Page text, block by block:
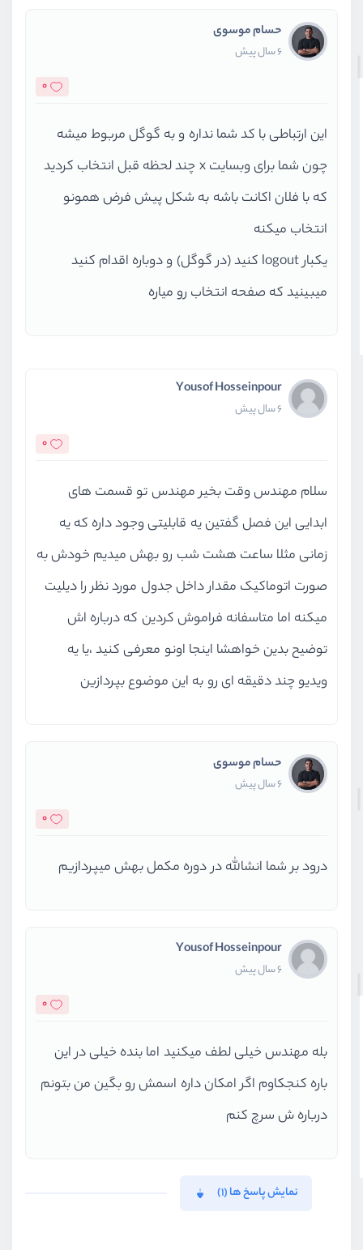
حسام موسوی
6 سال پیش
0
این ارتباطی با کد شما نداره و به گوگل مربوط میشه
چون شما برای وبسایت x چند لحظه قبل انتخاب کردید
که با فلان اکانت باشه به شکل پیش فرض همونو
انتخاب میکنه
یکبار logout کنید (در گوگل) و دوباره اقدام کنید
میبینید که صفحه انتخاب رو میاره
Yousof Hosseinpour
6 سال پیش
0
سلام مهندس وقت بخیر مهندس تو قسمت های
ابدایی این فصل گفتین یه قابلیتی وجود داره که یه
زمانی مثلا ساعت هشت شب رو بهش میدیم خودش به
صورت اتوماکیک مقدار داخل جدول مورد نظر را دیلیت
میکنه اما متاسفانه فراموش کردین که درباره اش
توضیح بدین خواهشا اینجا اونو معرفی کنید ،یا یه
ویدیو چند دقیقه ای رو به این موضوع بپردازین
حسام موسوی
6 سال پیش
0
درود بر شما انشالله در دوره مکمل بهش میپردازیم
Yousof Hosseinpour
6 سال پیش
0
بله مهندس خیلی لطف میکنید اما بنده خیلی در این
باره کنجکاوم اگر امکان داره اسمش رو بگین من بتونم
درباره ش سرچ کنم
نمایش پاسخ ها (1)